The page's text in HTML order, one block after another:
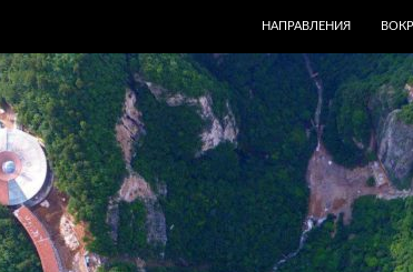
НАПРАВЛЕНИЯ